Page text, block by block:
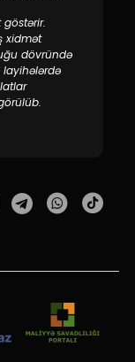
göstərir.
xidmət
dövründə